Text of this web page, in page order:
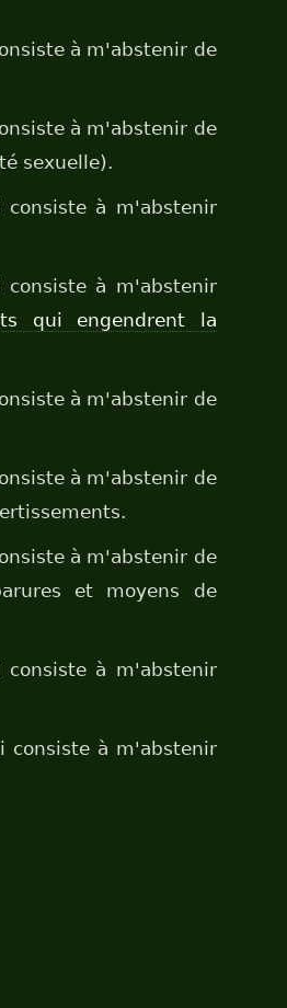
à m'abstenir de
à m'abstenir de
sexuelle).
à m'abstenir
à m'abstenir
qui engendrent la
à m'abstenir de
à m'abstenir de
à m'abstenir de
et moyens de
à m'abstenir
consiste à m'abstenir